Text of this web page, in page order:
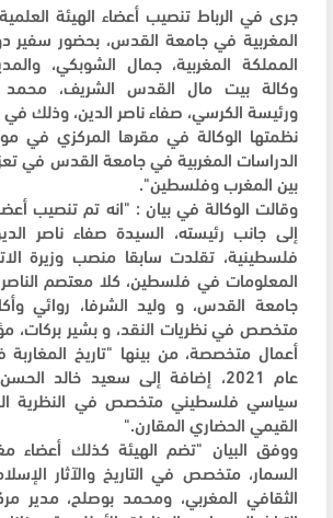
جرى في الرباط تنصيب أعضاء الهيئة
المغربية في جامعة القدس، بحضور
المملكة المغربية، جمال الشوبكي،
وكالة بيت مال القدس الشريف، محمد
ورئيسة الكرسي، صفاء ناصر الدين، وذلك
نظمتها الوكالة في مقرها المركزي في
الدراسات المغربية في جامعة القدس في
بين المغرب وفلسطين".
وقالت الوكالة في بيان : "انه تم تنصيب
إلى جانب رئيسته، السيدة صفاء ناصر
فلسطينية، تقلدت سابقا منصب وزيرة
المعلومات في فلسطين، كلا معتصم
جامعة القدس، و وليد الشرفا، روائي
متخصص في نظريات النقد، و بشير بركات،
أعمال متخصصة، من بينها "تاريخ
عام 2021، إضافة إلى سعيد خالد
سياسي فلسطيني متخصص في النظرية
القيمي الحضاري المقارن."
ووفق البيان "تضم الهيئة كذلك أعضاء
السمار، متخصص في التاريخ والآثار
الثقافي المغربي، ومحمد بوصلح، مدير